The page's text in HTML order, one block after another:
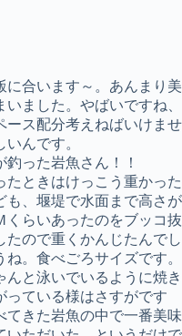
に合います～。あんまり美
ました。やばいですね、
ース配分考えねばいけませ
んです。
釣った岩魚さん！！
たときはけっこう重かった
も、堰堤で水面まで高さが
くらいあったのをブッコ抜
たので重くかんじたんでし
ね。食べごろサイズです。
んと泳いでいるように焼き
っている様はさすがです
てきた岩魚の中で一番美味